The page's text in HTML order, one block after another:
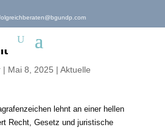
2025:
im
| Mai 8, 2025 | Aktuelle